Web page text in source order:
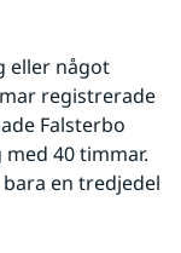
eller något
registrerade
Falsterbo
40 timmar.
en tredjedel